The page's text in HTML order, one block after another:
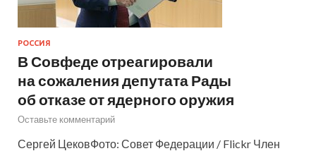
РОССИЯ
В Совфеде отреагировали
на сожаления депутата Рады
об отказе от ядерного оружия
Оставьте комментарий
Сергей ЦековФото: Совет Федерации / Flickr Член